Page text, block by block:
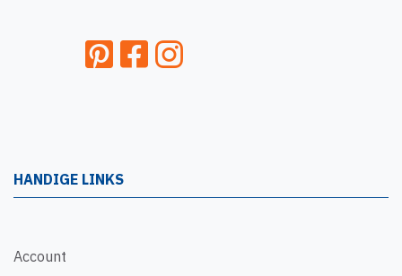
HANDIGE LINKS
Account